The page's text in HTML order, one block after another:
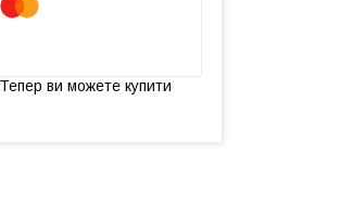
Тепер ви можете купити